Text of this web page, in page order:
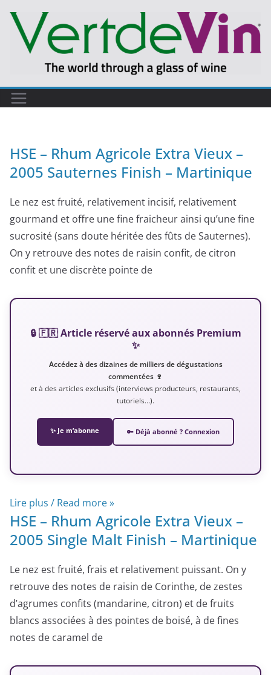
HSE – Rhum Agricole Extra Vieux –
2005 Sauternes Finish – Martinique
Le nez est fruité, relativement incisif, relativement
gourmand et offre une fine fraicheur ainsi qu’une fine
sucrosité (sans doute héritée des fûts de Sauternes).
On y retrouve des notes de raisin confit, de citron
confit et une discrète pointe de
🔒 🇫🇷 Article réservé aux abonnés Premium
✨
Accédez à des dizaines de milliers de dégustations
commentées 🍷
et à des articles exclusifs (interviews producteurs, restaurants,
tutoriels…).
✨ Je m’abonne 🔑 Déjà abonné ? Connexion
Lire plus / Read more »
HSE – Rhum Agricole Extra Vieux –
2005 Single Malt Finish – Martinique
Le nez est fruité, frais et relativement puissant. On y
retrouve des notes de raisin de Corinthe, de zestes
d’agrumes confits (mandarine, citron) et de fruits
blancs associées à des pointes de boisé, à de fines
notes de caramel de